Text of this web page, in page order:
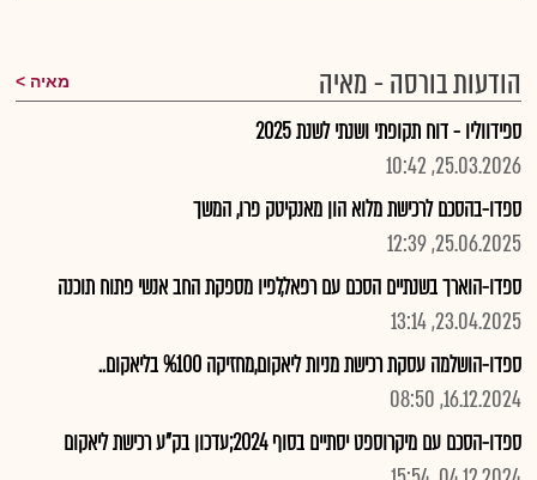
הודעות בורסה - מאיה מאיה
ספידווליו - דוח תקופתי ושנתי לשנת 2025
25.03.2026, 10:42
ספדו-בהסכם לרכישת מלוא הון מאנקיטק פרו, המשך
25.06.2025, 12:39
ספדו-הוארך בשנתיים הסכם עם רפאל,לפיו מספקת החב אנשי פתוח תוכנה
23.04.2025, 13:14
ספדו-הושלמה עסקת רכישת מניות ליאקום,מחזיקה %100 בליאקום..
16.12.2024, 08:50
ספדו-הסכם עם מיקרוספט יסתיים בסוף 2024;עדכון בק"ע רכישת ליאקום